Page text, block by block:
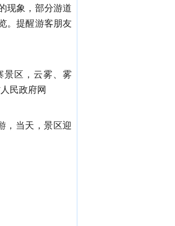
现象，部分游道
。提醒游客朋友
景区，云雾、雾
民政府网
，当天，景区迎